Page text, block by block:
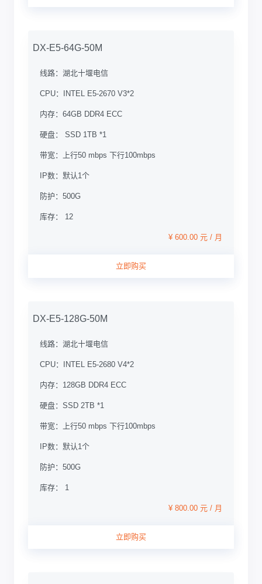
DX-E5-64G-50M
线路： 湖北十堰电信
CPU： INTEL E5-2670 V3*2
内存： 64GB DDR4 ECC
硬盘： SSD 1TB *1
带宽： 上行50 mbps 下行100mbps
IP数： 默认1个
防护： 500G
库存： 12
¥ 600.00 元 / 月
立即购买
DX-E5-128G-50M
线路： 湖北十堰电信
CPU： INTEL E5-2680 V4*2
内存： 128GB DDR4 ECC
硬盘： SSD 2TB *1
带宽： 上行50 mbps 下行100mbps
IP数： 默认1个
防护： 500G
库存： 1
¥ 800.00 元 / 月
立即购买